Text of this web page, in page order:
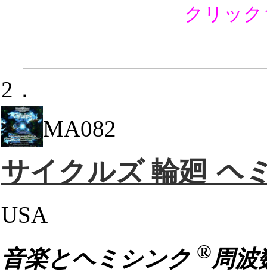
クリック
2．
MA082
サイクルズ 輪廻 ヘ
USA
音楽とヘミシンク ®周波